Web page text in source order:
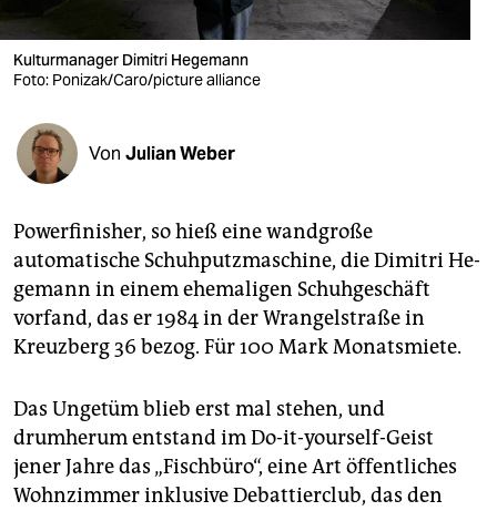
verlag
verlag
veranstaltungen
shop
unterstützen
abo
genossenschaft
Kulturmanager Dimitri Hegemann
Foto: Ponizak/Caro/picture alliance
Von Julian Weber
Powerfinisher, so hieß eine wandgroße
automatische Schuhputzmaschine, die Dimitri He­
ge­mann in einem ehemaligen Schuhgeschäft
vorfand, das er 1984 in der Wrangelstraße in
Kreuzberg 36 bezog. Für 100 Mark Monatsmiete.
Das Ungetüm blieb erst mal stehen, und
drumherum entstand im Do-it-yourself-Geist
jener Jahre das „Fischbüro“, eine Art öffentliches
Wohnzimmer inklusive Debattierclub, das den